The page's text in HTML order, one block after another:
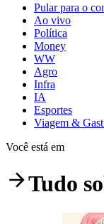
Pular para o
Ao vivo
Política
Money
WW
Agro
Infra
IA
Esportes
Viagem &
Você está em
Tudo